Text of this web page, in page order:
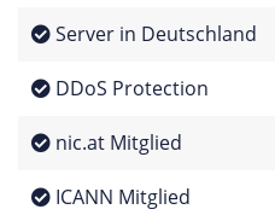
Server in Deutschland
DDoS Protection
nic.at Mitglied
ICANN Mitglied